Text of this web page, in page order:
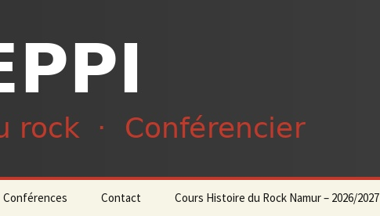
Conférences Contact Cours Histoire du Rock Namur – 2026/2027